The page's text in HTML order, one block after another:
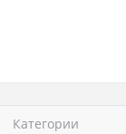
Категории